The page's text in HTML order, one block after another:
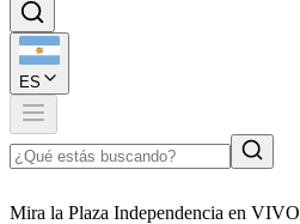
ES
Mira la Plaza Independencia en VIVO